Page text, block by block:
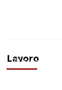
Lavoro
di un
Filippo Cardinale